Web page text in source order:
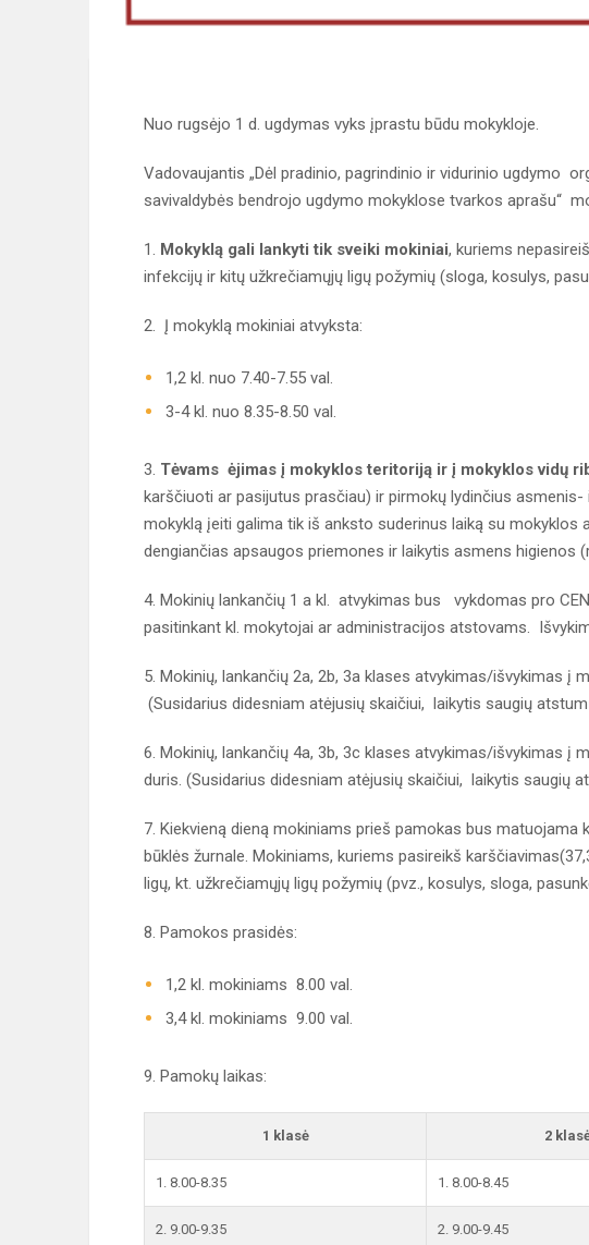
Nuo rugsėjo 1 d. ugdymas vyks įprastu būdu mokykloje.
Vadovaujantis „Dėl pradinio, pagrindinio ir vidurinio ugdymo
savivaldybės bendrojo ugdymo mokyklose tvarkos aprašu“
1. Mokyklą gali lankyti tik sveiki mokiniai, kuriems
infekcijų ir kitų užkrečiamųjų ligų požymių (sloga, kosulys,
2. Į mokyklą mokiniai atvyksta:
1,2 kl. nuo 7.40-7.55 val.
3-4 kl. nuo 8.35-8.50 val.
3. Tėvams ėjimas į mokyklos teritoriją ir į mokyklos vidų
karščiuoti ar pasijutus prasčiau) ir pirmokų lydinčius
mokyklą įeiti galima tik iš anksto suderinus laiką su
dengiančias apsaugos priemones ir laikytis asmens higienos
4. Mokinių lankančių 1 a kl. atvykimas bus vykdomas pro
pasitinkant kl. mokytojai ar administracijos atstovams.
5. Mokinių, lankančių 2a, 2b, 3a klases atvykimas/išvykimas į
(Susidarius didesniam atėjusių skaičiui, laikytis saugių
6. Mokinių, lankančių 4a, 3b, 3c klases atvykimas/išvykimas į
duris. (Susidarius didesniam atėjusių skaičiui, laikytis saugių
7. Kiekvieną dieną mokiniams prieš pamokas bus
būklės žurnale. Mokiniams, kuriems pasireikš
ligų, kt. užkrečiamųjų ligų požymių (pvz., kosulys, sloga,
8. Pamokos prasidės:
1,2 kl. mokiniams 8.00 val.
3,4 kl. mokiniams 9.00 val.
9. Pamokų laikas:
1 klasė 2
1. 8.00-8.35 1. 8.00-8.45
2. 9.00-9.35 2. 9.00-9.45